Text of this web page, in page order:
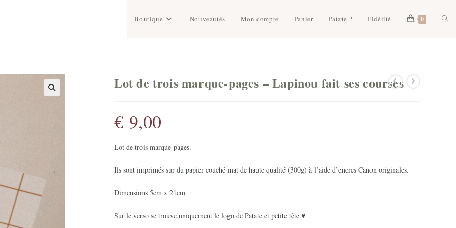
Boutique Nouveautés Mon compte Panier Patate ? Fidélité 0
Lot de trois marque-pages – Lapinou fait ses courses
€ 9,00
Lot de trois marque-pages.
Ils sont imprimés sur du papier couché mat de haute qualité (300g) à l’aide d’encres Canon originales.
Dimensions 5cm x 21cm
Sur le verso se trouve uniquement le logo de Patate et petite tête ♥